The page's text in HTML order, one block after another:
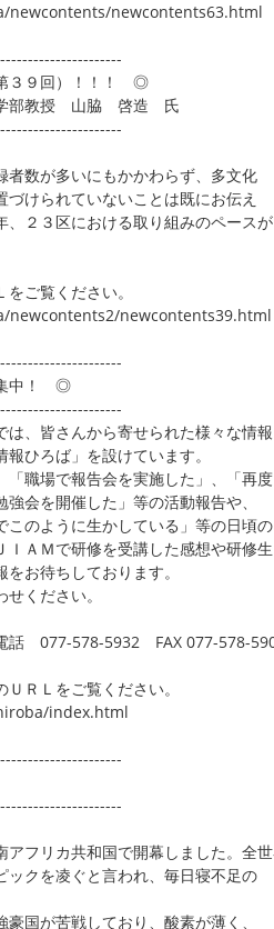
newcontents63.html
３９回）！！！ ◎
授 山脇 啓造 氏
が多いにもかかわらず、多文化
けられていないことは既にお伝え
２３区における取り組みのペースが
ご覧ください。
newcontents39.html
中！ ◎
皆さんから寄せられた様々な情報
ひろば」を設けています。
場で報告会を実施した」、「再
を開催した」等の活動報告や、
のように生かしている」等の日頃の
ＡＭで研修を受講した感想や研修生
お待ちしております。
ください。
話 077-578-5932 FAX 077-578-
ＲＬをご覧ください。
index.html
リカ共和国で開幕しました。全
クを凌ぐと言われ、毎日寝不足の
が苦戦しており、酸素が薄く、